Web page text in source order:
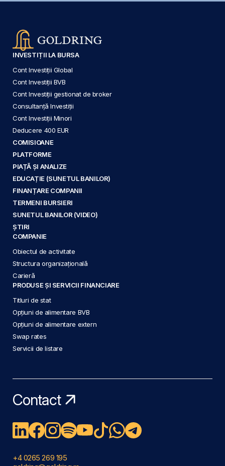
INVESTIȚII LA BURSA
Cont Investiții Global
Cont Investiții BVB
Cont Investiții gestionat de broker
Consultanță Investiții
Cont Investiții Minori
Deducere 400 EUR
COMISIOANE
PLATFORME
PIAȚĂ ȘI ANALIZE
EDUCAȚIE (SUNETUL BANILOR)
FINANȚARE COMPANII
TERMENI BURSIERI
SUNETUL BANILOR (VIDEO)
ȘTIRI
COMPANIE
Obiectul de activitate
Structura organizațională
Carieră
PRODUSE ȘI SERVICII FINANCIARE
Titluri de stat
Opțiuni de alimentare BVB
Opțiuni de alimentare extern
Swap rates
Servicii de listare
Contact
+4 0265 269 195